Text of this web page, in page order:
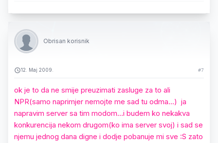
Obrisan korisnik
12. Maj 2009. #7
ok je to da ne smije preuzimati zasluge za to ali
NPR(samo naprimjer nemojte me sad tu odma...) ja
napravim server sa tim modom...i budem ko nekakva
konkurencija nekom drugom(ko ima server svoj) i sad se
njemu jednog dana digne i dodje pobanuje mi sve :S zato